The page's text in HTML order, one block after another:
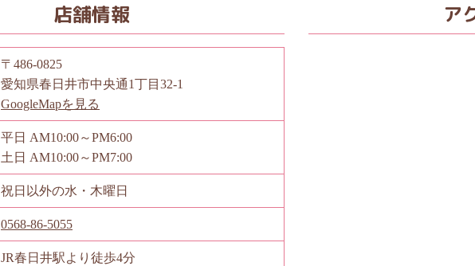
店舗情報
〒486-0825
愛知県春日井市中央通1丁目32-1
GoogleMapを見る
平日 AM10:00～PM6:00
土日 AM10:00～PM7:00
祝日以外の水・木曜日
0568-86-5055
JR春日井駅より徒歩4分
ア